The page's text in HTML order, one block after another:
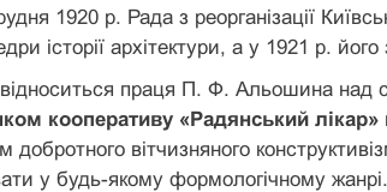
1920 р. Рада з реорганізації
історії архітектури, а у 1921 р.
праця П. Ф. Альошина над
кооперативу «Радянський лікар»
вітчизняного
у будь-якому формологічному жанрі.